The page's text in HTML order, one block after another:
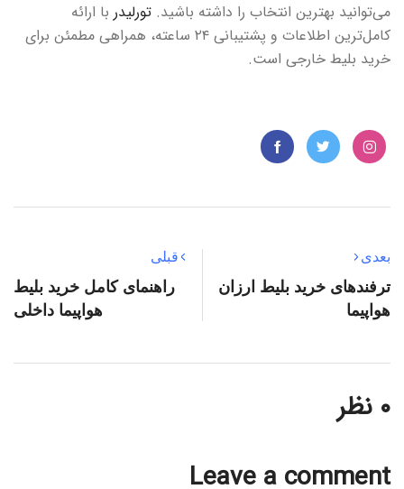
می‌توانید بهترین انتخاب را داشته باشید. تورلیدر با ارائه
کامل‌ترین اطلاعات و پشتیبانی ۲۴ ساعته، همراهی مطمئن برای
خرید بلیط خارجی است.
قبلی
راهنمای کامل خرید بلیط
هواپیما داخلی
بعدی
ترفندهای خرید بلیط ارزان
هواپیما
۰ نظر
Leave a comment